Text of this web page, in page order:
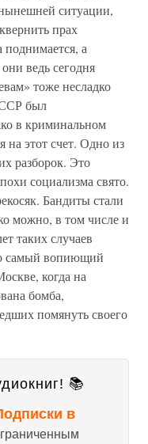
ситуации,
прах
а
ведь сегодня
тоже несладко
был
в криминальном
на этот счет. Одно из
разборок. Это
социализма свято.
Бандиты стали
можно, в том числе и
таких случаев
самый вопиющий
когда на
бомба,
помянуть своего
📚
в